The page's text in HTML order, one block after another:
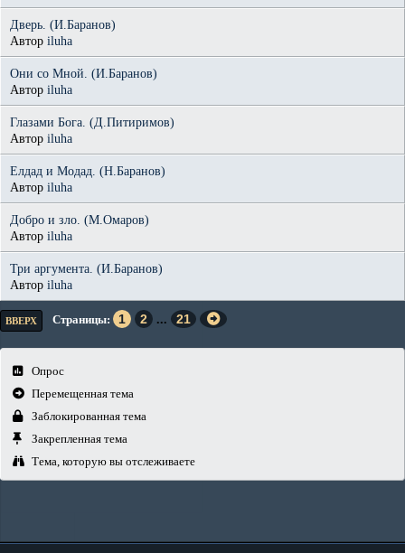
Дверь. (И.Баранов)
Автор iluha
Они со Мной. (И.Баранов)
Автор iluha
Глазами Бога. (Д.Питиримов)
Автор iluha
Елдад и Модад. (Н.Баранов)
Автор iluha
Добро и зло. (М.Омаров)
Автор iluha
Три аргумента. (И.Баранов)
Автор iluha
ВВЕРХ Страницы 1 2 ... 21
Опрос
Перемещенная тема
Заблокированная тема
Закрепленная тема
Тема, которую вы отслеживаете